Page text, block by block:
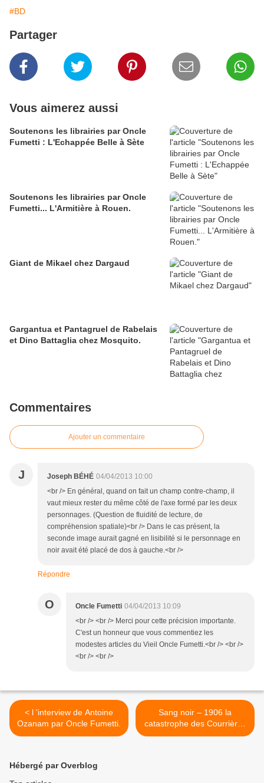
#BD
Partager
Vous aimerez aussi
Soutenons les librairies par Oncle
Fumetti : L'Echappée Belle à Sète
Soutenons les librairies par Oncle
Fumetti... L'Armitière à Rouen.
Giant de Mikael chez Dargaud
Gargantua et Pantagruel de Rabelais
et Dino Battaglia chez Mosquito.
Commentaires
Ajouter un commentaire
J Joseph BÉHÉ 04/04/2013 10:00
<br /> En général, quand on fait un champ contre-champ, il
vaut mieux rester du même côté de l'axe formé par les deux
personnages. (Question de fluidité de lecture, de
compréhension spatiale)<br /> Dans le cas présent, la
seconde image aurait gagné en lisibilité si le personnage en
noir avait été placé de dos à gauche.<br />
Répondre
O Oncle Fumetti 04/04/2013 10:09
<br /> <br /> Merci pour cette précision importante.
C'est un honneur que vous commentiez les
modestes articles du Vieil Oncle Fumetti.<br /> <br />
<br /> <br />
< l 'interview de Antoine
Ozanam par Oncle Fumetti.
Sang noir – 1906 la
catastrophe des Courrières
de Jean Luc Loyer chez
Hébergé par Overblog